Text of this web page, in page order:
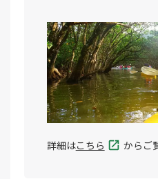
詳細はこちら からご